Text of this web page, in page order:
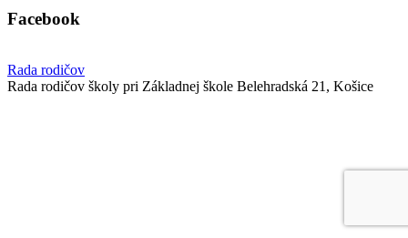
Facebook
Rada rodičov
Rada rodičov školy pri Základnej škole Belehradská 21, Košice